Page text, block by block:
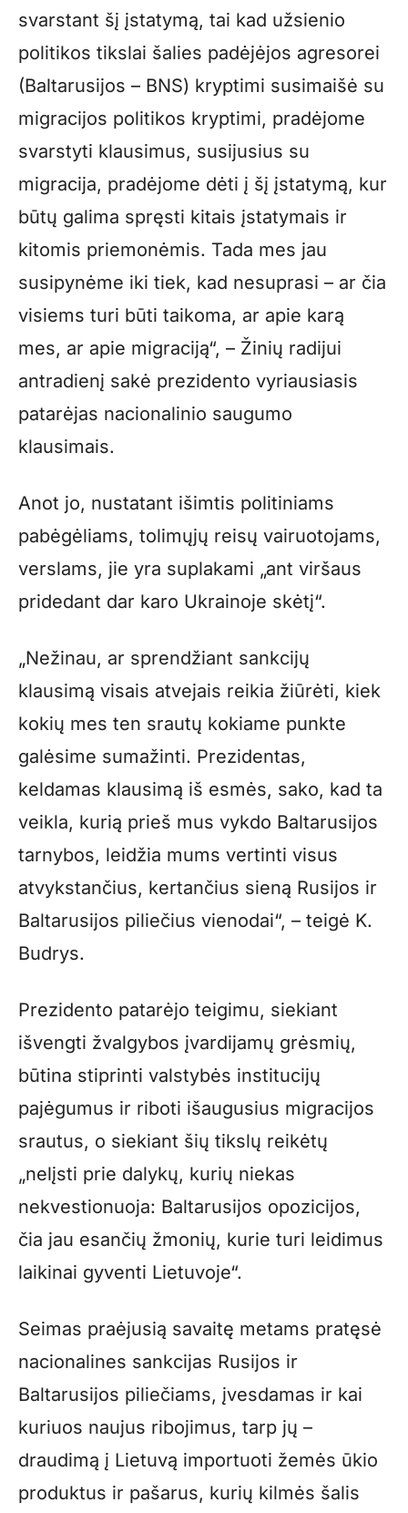
svarstant šį įstatymą, tai kad užsienio
politikos tikslai šalies padėjėjos agresorei
(Baltarusijos – BNS) kryptimi susimaišė su
migracijos politikos kryptimi, pradėjome
svarstyti klausimus, susijusius su
migracija, pradėjome dėti į šį įstatymą, kur
būtų galima spręsti kitais įstatymais ir
kitomis priemonėmis. Tada mes jau
susipynėme iki tiek, kad nesuprasi – ar čia
visiems turi būti taikoma, ar apie karą
mes, ar apie migraciją“, – Žinių radijui
antradienį sakė prezidento vyriausiasis
patarėjas nacionalinio saugumo
klausimais.
Anot jo, nustatant išimtis politiniams
pabėgėliams, tolimųjų reisų vairuotojams,
verslams, jie yra suplakami „ant viršaus
pridedant dar karo Ukrainoje skėtį“.
„Nežinau, ar sprendžiant sankcijų
klausimą visais atvejais reikia žiūrėti, kiek
kokių mes ten srautų kokiame punkte
galėsime sumažinti. Prezidentas,
keldamas klausimą iš esmės, sako, kad ta
veikla, kurią prieš mus vykdo Baltarusijos
tarnybos, leidžia mums vertinti visus
atvykstančius, kertančius sieną Rusijos ir
Baltarusijos piliečius vienodai“, – teigė K.
Budrys.
Prezidento patarėjo teigimu, siekiant
išvengti žvalgybos įvardijamų grėsmių,
būtina stiprinti valstybės institucijų
pajėgumus ir riboti išaugusius migracijos
srautus, o siekiant šių tikslų reikėtų
„nelįsti prie dalykų, kurių niekas
nekvestionuoja: Baltarusijos opozicijos,
čia jau esančių žmonių, kurie turi leidimus
laikinai gyventi Lietuvoje“.
Seimas praėjusią savaitę metams pratęsė
nacionalines sankcijas Rusijos ir
Baltarusijos piliečiams, įvesdamas ir kai
kuriuos naujus ribojimus, tarp jų –
draudimą į Lietuvą importuoti žemės ūkio
produktus ir pašarus, kurių kilmės šalis